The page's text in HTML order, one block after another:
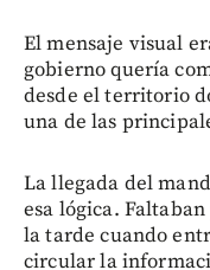
El mensaje visual
gobierno quería
desde el territorio
una de las
La llegada del
esa lógica.
la tarde cuando
circular la